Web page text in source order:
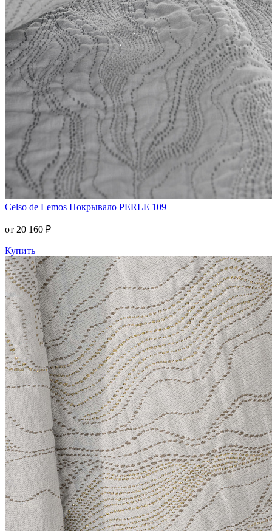
Celso de Lemos Покрывало PERLE 109
от 20 160 ₽
Купить